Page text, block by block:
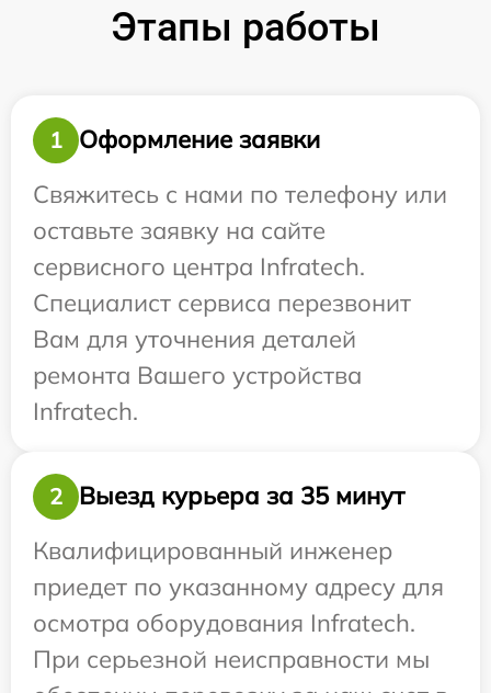
Этапы работы
1
Оформление заявки
Свяжитесь с нами по телефону или
оставьте заявку на сайте
сервисного центра Infratech.
Специалист сервиса перезвонит
Вам для уточнения деталей
ремонта Вашего устройства
Infratech.
2
Выезд курьера за 35 минут
Квалифицированный инженер
приедет по указанному адресу для
осмотра оборудования Infratech.
При серьезной неисправности мы